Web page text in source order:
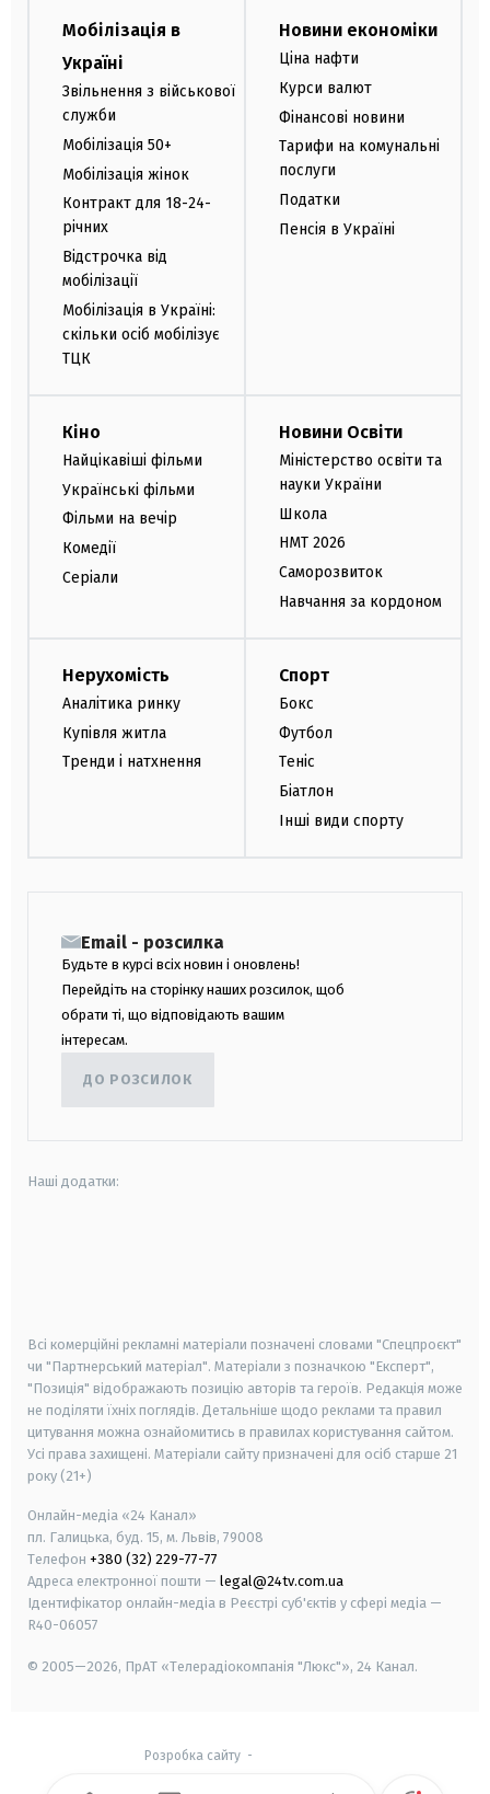
Мобілізація в
Україні
Звільнення з військової
служби
Мобілізація 50+
Мобілізація жінок
Контракт для 18-24-
річних
Відстрочка від
мобілізації
Мобілізація в Україні:
скільки осіб мобілізує
ТЦК
Новини економіки
Ціна нафти
Курси валют
Фінансові новини
Тарифи на комунальні
послуги
Податки
Пенсія в Україні
Кіно
Найцікавіші фільми
Українські фільми
Фільми на вечір
Комедії
Серіали
Новини Освіти
Міністерство освіти та
науки України
Школа
НМТ 2026
Саморозвиток
Навчання за кордоном
Нерухомість
Аналітика ринку
Купівля житла
Тренди і натхнення
Спорт
Бокс
Футбол
Теніс
Біатлон
Інші види спорту
Email - розсилка
Будьте в курсі всіх новин і оновлень!
Перейдіть на сторінку наших розсилок, щоб
обрати ті, що відповідають вашим
інтересам.
ДО РОЗСИЛОК
Наші додатки:
Всі комерційні рекламні матеріали позначені словами "Спецпроєкт"
чи "Партнерський матеріал". Матеріали з позначкою "Експерт",
"Позиція" відображають позицію авторів та героїв. Редакція може
не поділяти їхніх поглядів. Детальніше щодо реклами та правил
цитування можна ознайомитись в правилах користування сайтом.
Усі права захищені. Матеріали сайту призначені для осіб старше 21
року (21+)
Онлайн-медіа «24 Канал»
пл. Галицька, буд. 15, м. Львів, 79008
Телефон +380 (32) 229-77-77
Адреса електронної пошти — legal@24tv.com.ua
Ідентифікатор онлайн-медіа в Реєстрі суб'єктів у сфері медіа —
R40-06057
© 2005—2026, ПрАТ «Телерадіокомпанія "Люкс"», 24 Канал.
Розробка сайту-